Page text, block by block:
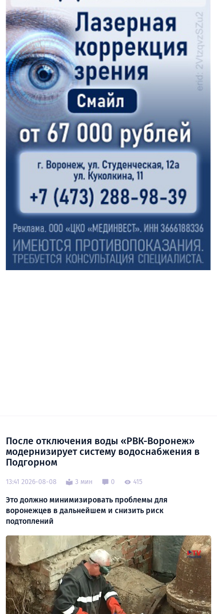
После отключения воды «РВК-Воронеж»
модернизирует систему водоснабжения в
Подгорном
13:41 2026-08-08 3 мин 0 415
Это должно минимизировать проблемы для
воронежцев в дальнейшем и снизить риск
подтоплений